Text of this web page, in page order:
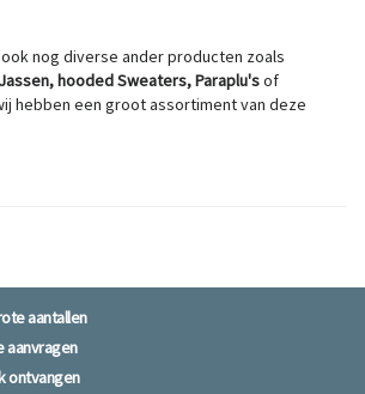
nog diverse ander producten zoals
,hooded Sweaters,Paraplu'sof
hebben een groot assortiment van deze
aantallen
aanvragen
ontvangen